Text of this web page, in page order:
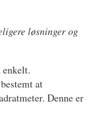
løsninger og
enkelt.
at
Denne er